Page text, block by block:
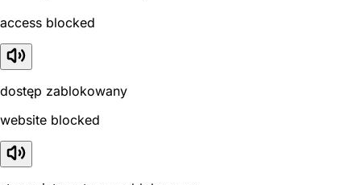
access blocked
dostęp zablokowany
website blocked